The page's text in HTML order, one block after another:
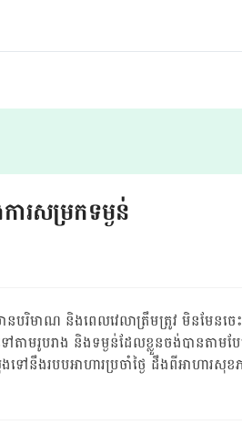
ារសម្រកទម្ងន់
បរិមាណ និង​ពេលវេលា​ត្រឹមត្រូវ មិនមែន​ចេ
ាមរូបរាង និង​ទម្ងន់​ដែល​ខ្លួន​ចង់បានតាមប
ៅនឹងរបបអាហារប្រចាំថ្ងៃ ដឹងពីអាហារសុខ